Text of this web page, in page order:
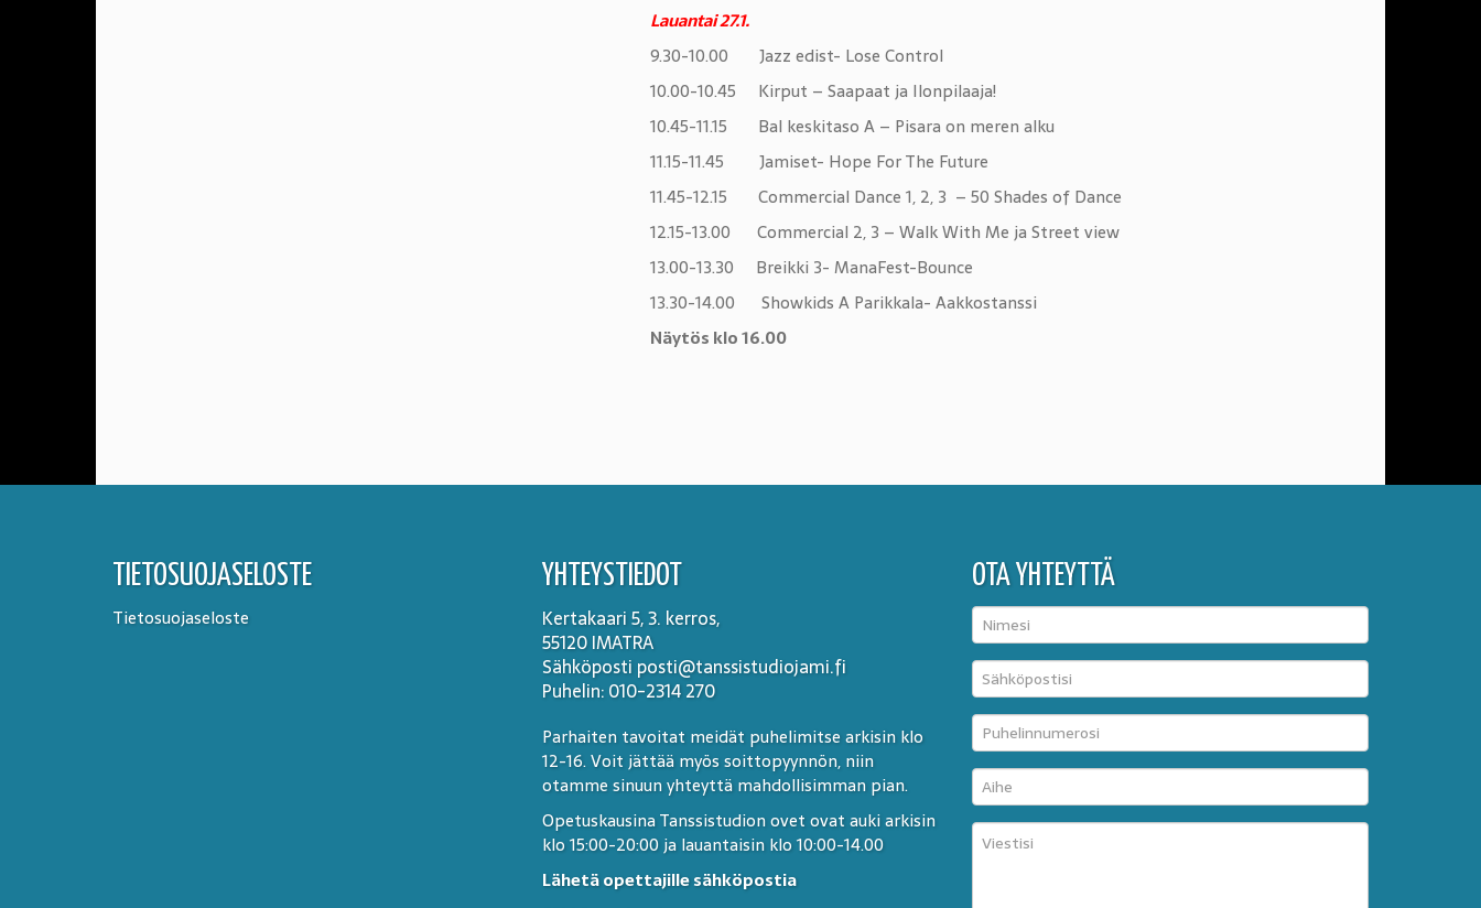
Lauantai 27.1.
9.30-10.00 Jazz edist- Lose Control
10.00-10.45 Kirput – Saapaat ja Ilonpilaaja!
10.45-11.15 Bal keskitaso A – Pisara on meren alku
11.15-11.45 Jamiset- Hope For The Future
11.45-12.15 Commercial Dance 1, 2, 3 – 50 Shades of Dance
12.15-13.00 Commercial 2, 3 – Walk With Me ja Street view
13.00-13.30 Breikki 3- ManaFest-Bounce
13.30-14.00 Showkids A Parikkala- Aakkostanssi
Näytös klo 16.00
TIETOSUOJASELOSTE
Tietosuojaseloste
YHTEYSTIEDOT
Kertakaari 5, 3. kerros,
55120 IMATRA
Sähköposti posti@tanssistudiojami.fi
Puhelin: 010-2314 270
Parhaiten tavoitat meidät puhelimitse arkisin klo
12-16. Voit jättää myös soittopyynnön, niin
otamme sinuun yhteyttä mahdollisimman pian.
Opetuskausina Tanssistudion ovet ovat auki arkisin
klo 15:00-20:00 ja lauantaisin klo 10:00-14.00
Lähetä opettajille sähköpostia
OTA YHTEYTTÄ